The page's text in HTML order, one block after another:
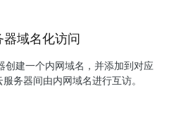
器域名化访问
创建一个内网域名，并添加到对应
务器间由内网域名进行互访。